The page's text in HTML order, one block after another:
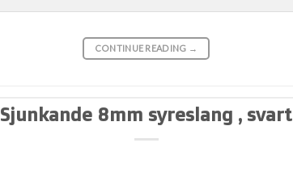
CONTINUE READING →
Sjunkande 8mm syreslang , svart